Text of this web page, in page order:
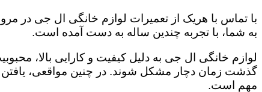
با تماس با هریک از تعمیرات لوازم خانگی ال جی در
به شما، با تجربه چندین ساله به دست آمده است.
لوازم خانگی ال جی به دلیل کیفیت و کارایی بالا،
گذشت زمان دچار مشکل شوند. در چنین مواقعی، یافتن
مهم است.